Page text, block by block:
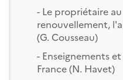
- Le propriétaire
renouvellement,
(G. Cousseau)
- Enseignements
France (N. Havet)